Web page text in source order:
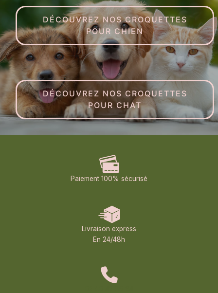
DÉCOUVREZ NOS CROQUETTES
POUR CHIEN
DÉCOUVREZ NOS CROQUETTES
POUR CHAT
Paiement 100% sécurisé
Livraison express
En 24/48h